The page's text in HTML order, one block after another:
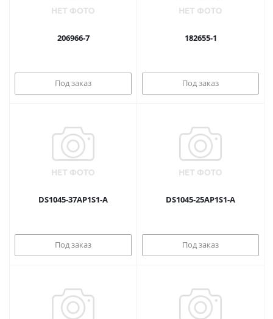
206966-7
Под заказ
182655-1
Под заказ
DS1045-37AP1S1-A
Под заказ
DS1045-25AP1S1-A
Под заказ